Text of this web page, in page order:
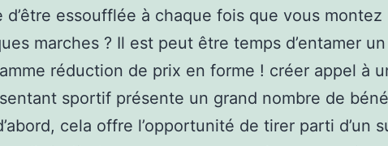
d’être essoufflée à chaque fois que vous montez
marches ? Il est peut être temps d’entamer un
réduction de prix en forme ! créer appel à
sportif présente un grand nombre de
cela offre l’opportunité de tirer parti d’un